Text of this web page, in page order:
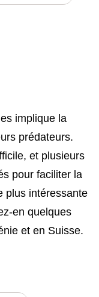
implique la
prédateurs.
et plusieurs
pour faciliter la
plus intéressante
en quelques
et en Suisse.